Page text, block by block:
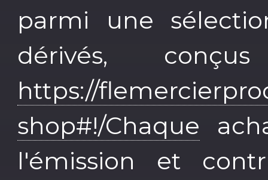
parmi une
dérivés,
https://
shop#!/Chaque
l'émission et